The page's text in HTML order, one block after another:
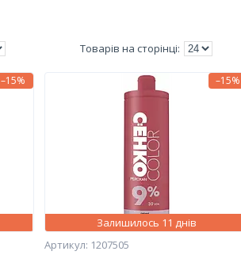
–15% –15%
Залишилось 11 днів
1207505